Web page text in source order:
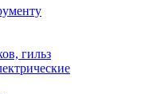
гильз